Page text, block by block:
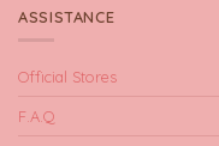
ASSISTANCE
Official Stores
F.A.Q